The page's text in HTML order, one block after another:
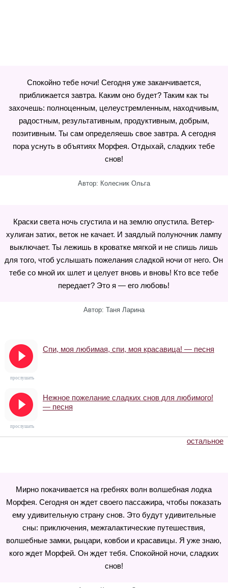
Спокойно тебе ночи! Сегодня уже заканчивается,
приближается завтра. Каким оно будет? Таким как ты
захочешь: полноценным, целеустремленным, находчивым,
радостным, результативным, продуктивным, добрым,
позитивным. Ты сам определяешь свое завтра. А сегодня
пора уснуть в объятиях Морфея. Отдыхай, сладких тебе
снов!
Автор: Колесник Ольга
Краски света ночь сгустила и на землю опустила. Ветер-
хулиган затих, веток не качает. И заядлый полуночник лампу
выключает. Ты лежишь в кроватке мягкой и не спишь лишь
для того, чтоб услышать пожелания сладкой ночи от него. Он
тебе со мной их шлет и целует вновь и вновь! Кто все тебе
передает? Это я — его любовь!
Автор: Таня Ларина
Спи, моя любимая, спи, моя красавица! — песня
прослушать
Нежное пожелание сладких снов для любимого!
— песня
прослушать
остальное
Мирно покачивается на гребнях волн волшебная лодка
Морфея. Сегодня он ждет своего пассажира, чтобы показать
ему удивительную страну снов. Это будут удивительные
сны: приключения, межгалактические путешествия,
волшебные замки, рыцари, ковбои и красавицы. Я уже знаю,
кого ждет Морфей. Он ждет тебя. Спокойной ночи, сладких
снов!